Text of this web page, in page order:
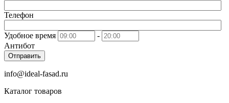
Телефон
Удобное время
-
Антибот
Отправить
info@ideal-fasad.ru
Каталог товаров